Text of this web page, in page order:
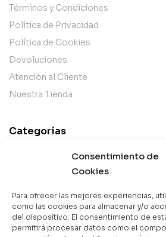
Consentimiento de
Cookies
Para ofrecer las mejores experiencias,
como las cookies para almacenar y/o
del dispositivo. El consentimiento de
permitirá procesar datos como el
Términos y Condiciones
Política de Privacidad
Política de Cookies
Devoluciones
Atención al Cliente
Nuestra Tienda
Categorías
Mejor Valorados
Libros en Oferta
Novedades